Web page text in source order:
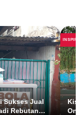
Sukses Jual
Rebutan